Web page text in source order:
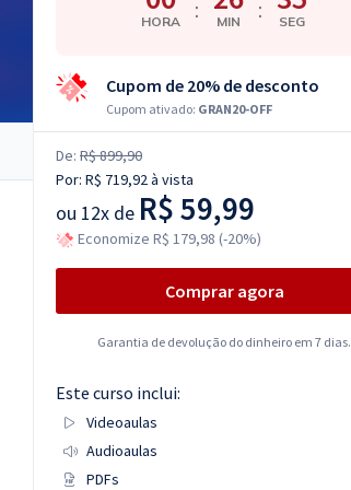
HORA : MIN : SEG
Cupom de 20% de desconto
Cupom ativado: GRAN20-OFF
De: R$ 899,90
Por: R$ 719,92à vista
ou 12x de R$ 59,99
Economize R$ 179,98 (-20%)
Comprar agora
Garantia de devolução do dinheiro em 7 dias.
Este curso inclui:
Videoaulas
Audioaulas
PDFs